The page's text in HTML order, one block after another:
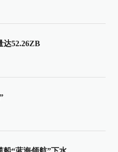
达52.26ZB